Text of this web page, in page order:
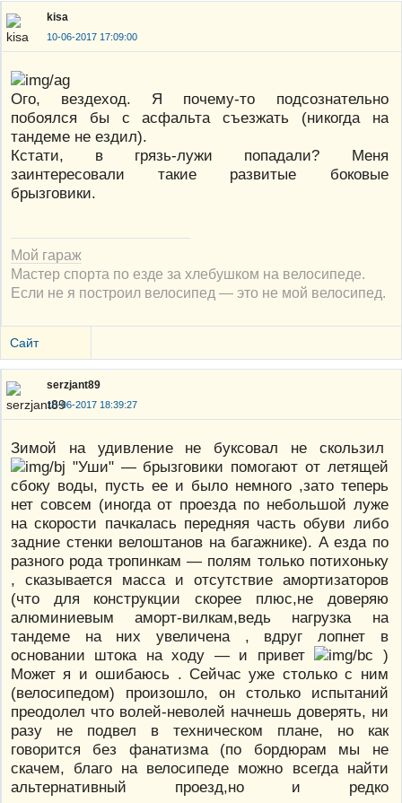
kisa
10-06-2017 17:09:00
Ого, вездеход. Я почему-то подсознательно
побоялся бы с асфальта съезжать (никогда на
тандеме не ездил).
Кстати, в грязь-лужи попадали? Меня
заинтересовали такие развитые боковые
брызговики.
Мой гараж
Мастер спорта по езде за хлебушком на велосипеде.
Если не я построил велосипед — это не мой велосипед.
Сайт
serzjant89
10-06-2017 18:39:27
Зимой на удивление не буксовал не скользил
"Уши" — брызговики помогают от летящей
сбоку воды, пусть ее и было немного ,зато теперь
нет совсем (иногда от проезда по небольшой луже
на скорости пачкалась передняя часть обуви либо
задние стенки велоштанов на багажнике). А езда по
разного рода тропинкам — полям только потихоньку
, сказывается масса и отсутствие амортизаторов
(что для конструкции скорее плюс,не доверяю
алюминиевым аморт-вилкам,ведь нагрузка на
тандеме на них увеличена , вдруг лопнет в
основании штока на ходу — и привет
)
Может я и ошибаюсь . Сейчас уже столько с ним
(велосипедом) произошло, он столько испытаний
преодолел что волей-неволей начнешь доверять, ни
разу не подвел в техническом плане, но как
говорится без фанатизма (по бордюрам мы не
скачем, благо на велосипеде можно всегда найти
альтернативный проезд,но и редко